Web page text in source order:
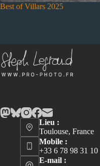
Best of Villars 2025
Lieu :
Toulouse, France
Mobile :
+33 6 78 98 31 10
E-mail :